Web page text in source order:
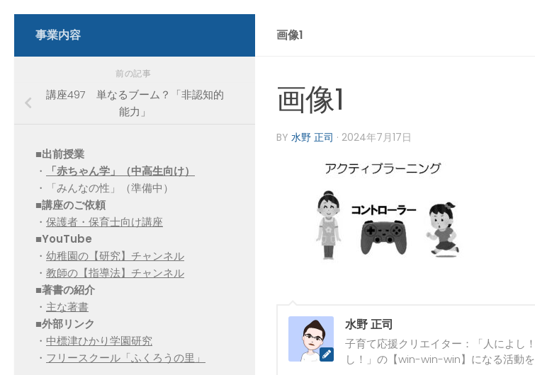
画像1
画像1
BY 水野 正司 · 2024年7月17日
水野 正司
子育て応援クリエイター：「人によし
し！」の【win-win-win】になる活動を
事業内容
前の記事
講座497 単なるブーム？「非認知的
能力」
■出前授業
・
「赤ちゃん学」（中高生向け）
・「みんなの性」（準備中）
■講座のご依頼
・ 保護者・保育士向け講座
■YouTube
・ 幼稚園の【研究】チャンネル
・ 教師の【指導法】チャンネル
■著書の紹介
・ 主な著書
■外部リンク
・ 中標津ひかり学園研究
・ フリースクール「ふくろうの里」